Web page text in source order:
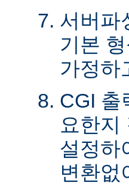
서버파
기본
가정하
CGI 출
요한지
설정하
변환없